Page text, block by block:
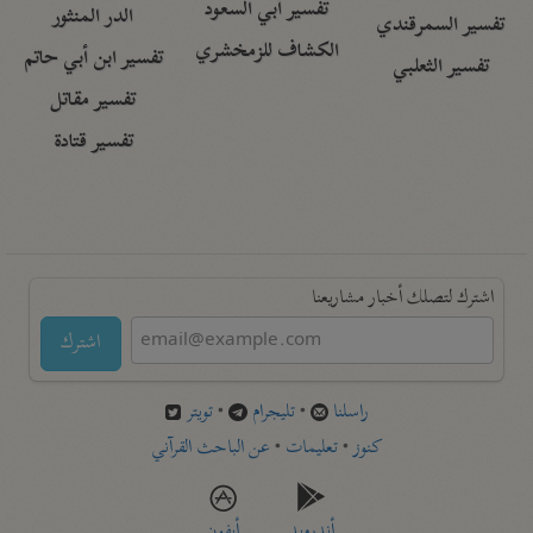
تفسير السمرقندي
تفسير الثعلبي
تفسير أبي السعود
الكشاف للزمخشري
الدر المنثور
تفسير ابن أبي حاتم
تفسير مقاتل
تفسير قتادة
اشترك لتصلك أخبار مشاريعنا
اشترك
راسلنا •تليجرام •تويتر
كنوز•تعليمات •عن الباحث القرآني